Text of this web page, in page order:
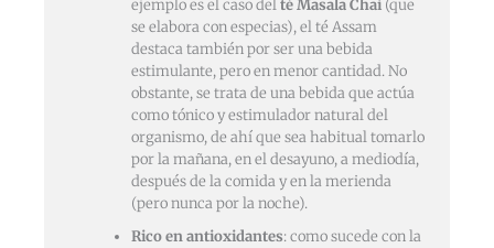
ejemplo es el caso delté Masala Chai (que
se elabora con especias), el té Assam
destaca también por ser una bebida
estimulante, pero en menor cantidad. No
obstante, se trata de una bebida que actúa
como tónico y estimulador natural del
organismo, de ahí que sea habitual tomarlo
por la mañana, en el desayuno, a mediodía,
después de la comida y en la merienda
(pero nunca por la noche).
Rico en antioxidantes: como sucede con la